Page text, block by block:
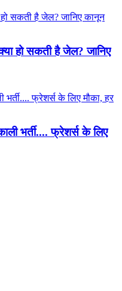
हो सकती है जेल? जानिए
भर्ती.... फ्रेशर्स के लिए